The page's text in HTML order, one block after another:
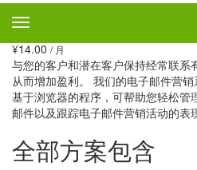
Toggle
navigation
建立以及维护客
¥14.00 / 月
与您的客户和潜在客户保持经常联系
从而增加盈利。 我们的电子邮件营
基于浏览器的程序，可帮助您轻松管
邮件以及跟踪电子邮件营销活动的表
全部方案包含